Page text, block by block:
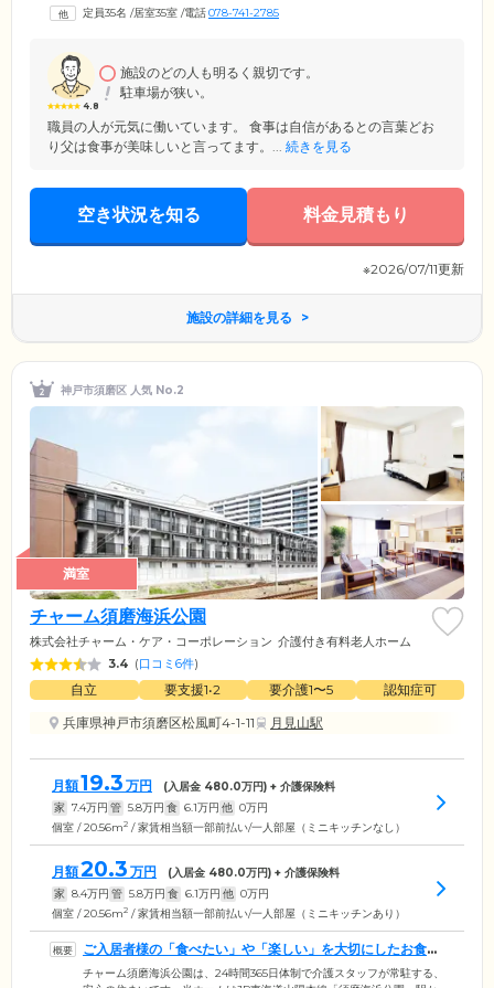
管理が必要な方、人工透析治療中の方、褥瘡(床ずれ)の処置が必要な方な
い。
定員35名 /居室35室 /電話078-741-2785
4.8
施設のどの人も明るく親切です。
駐車場が狭い。
職員の人が元気に働いています。 食事は自信があるとの言葉どお
り父は食事が美味しいと言ってます。... 続きを見る
空き状況を知る 料金見積もり
※2026/07/11更新
施設の詳細を見る
神戸市須磨区 人気 No.2
満室
チャーム須磨海浜公園
株式会社チャーム・ケア・コーポレーション 介護付き有料老人ホーム
3.4 (口コミ6件)
自立 要支援1•2 要介護1〜5
認知症可
兵庫県神戸市須磨区松風町4-1-11
月見山駅
月額19.3 万円 (入居金 480.0万円) + 介護保険料
家 7.4万円 管 5.8万円 食 6.1万円 他 0万円
個室 / 20.56m2 / 家賃相当額一部前払い/一人部屋（ミニキッチンなし）
月額20.3 万円 (入居金 480.0万円) + 介護保険料
家 8.4万円 管 5.8万円 食 6.1万円 他 0万円
個室 / 20.56m2 / 家賃相当額一部前払い/一人部屋（ミニキッチンあり）
ご入居者様の「食べたい」や「楽しい」を大切にしたお食事
をご提供します
チャーム須磨海浜公園は、24時間365日体制で介護スタッフが常駐する、